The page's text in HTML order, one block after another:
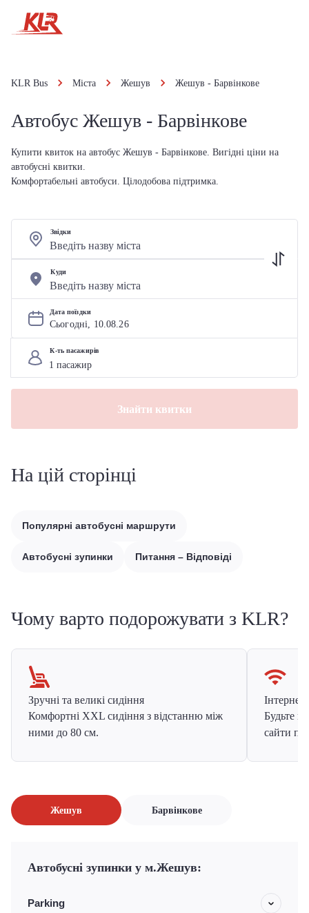
KLR Bus Міста Жешув Жешув - Барвінкове
Автобус Жешув - Барвінкове
Купити квиток на автобус Жешув - Барвінкове. Вигідні ціни на
автобусні квитки.
Комфортабельні автобуси. Цілодобова підтримка.
Звідки
Куди
Дата поїздки
Сьогодні, 10.08.26
К-ть пасажирів
Знайти квитки
На цій сторінці
Популярні автобусні маршрути
Автобусні зупинки Питання – Відповіді
Чому варто подорожувати з KLR?
Зручні та великі сидіння
Комфортні XXL сидіння з відстанню між
ними до 80 см.
Інтернет
Будьте
сайти
Жешув Барвінкове
Автобусні зупинки у м.Жешув:
Parking